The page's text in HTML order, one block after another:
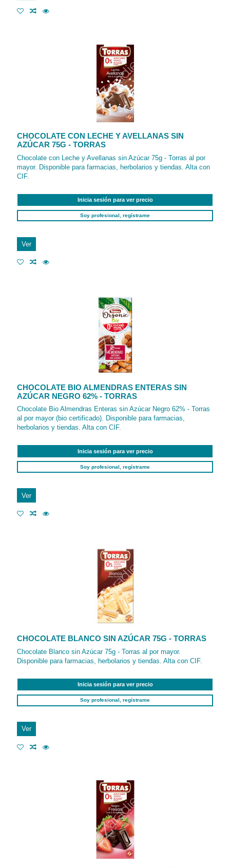
CHOCOLATE CON LECHE Y AVELLANAS SIN
AZÚCAR 75G - TORRAS
Chocolate con Leche y Avellanas sin Azúcar 75g - Torras al por
mayor. Disponible para farmacias, herbolarios y tiendas. Alta con
CIF.
Inicia sesión para ver precio
Soy profesional, regístrame
Ver
CHOCOLATE BIO ALMENDRAS ENTERAS SIN
AZÚCAR NEGRO 62% - TORRAS
Chocolate Bio Almendras Enteras sin Azúcar Negro 62% - Torras
al por mayor (bio certificado). Disponible para farmacias,
herbolarios y tiendas. Alta con CIF.
Inicia sesión para ver precio
Soy profesional, regístrame
Ver
CHOCOLATE BLANCO SIN AZÚCAR 75G - TORRAS
Chocolate Blanco sin Azúcar 75g - Torras al por mayor.
Disponible para farmacias, herbolarios y tiendas. Alta con CIF.
Inicia sesión para ver precio
Soy profesional, regístrame
Ver